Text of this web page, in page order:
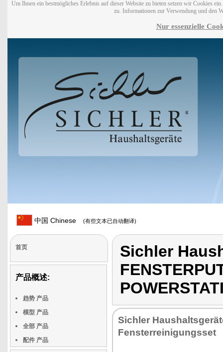
Um Ihnen ein bestmögliches Erlebnis auf dieser Website zu bieten setzen wir Cookies
zu. Informationen zur Verwendung und den
Nur essenzielle
中国 Chinese (有些文本已自动翻译)
首页
产品概述:
趋势 产品
模型 产品
全部 产品
配件 产品
Sichler
Sichler
Fensterreinigungsset